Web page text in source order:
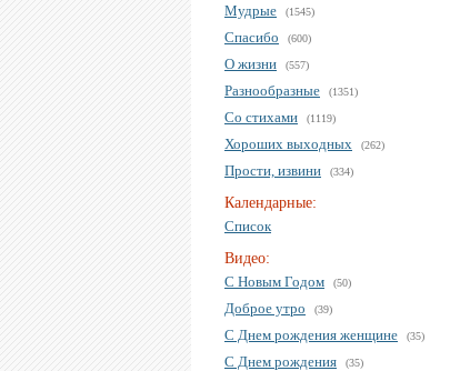
Мудрые
(1545)
Спасибо (600)
О жизни (557)
Разнообразные (1351)
Со стихами (1119)
Хороших выходных (262)
Прости, извини (334)
Календарные:
Список
Видео:
С Новым Годом
(50)
Доброе утро (39)
С Днем рождения женщине (35)
С Днем рождения (35)